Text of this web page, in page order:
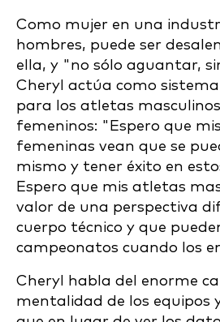
Como mujer en una
hombres, puede ser
ella, y "no sólo aguantar,
Cheryl actúa como
para los atletas
femeninos: "Espero que
femeninas vean que se
mismo y tener éxito en
Espero que mis atletas
valor de una perspectiva
cuerpo técnico y que
campeonatos cuando los
Cheryl habla del enorme
mentalidad de los equipos